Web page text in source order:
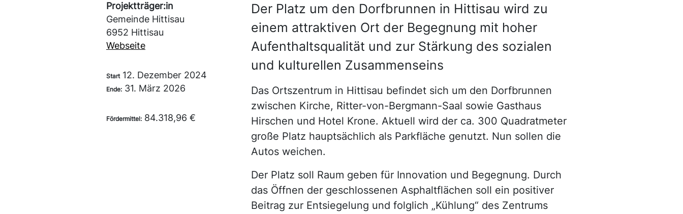
Projektträger:in
Gemeinde Hittisau
6952 Hittisau
Webseite
Start12. Dezember 2024
Ende: 31. März 2026
Fördermittel: 84.318,96 €
Der Platz um den Dorfbrunnen in Hittisau wird zu
einem attraktiven Ort der Begegnung mit hoher
Aufenthaltsqualität und zur Stärkung des sozialen
und kulturellen Zusammenseins
Das Ortszentrum in Hittisau befindet sich um den Dorfbrunnen
zwischen Kirche, Ritter-von-Bergmann-Saal sowie Gasthaus
Hirschen und Hotel Krone. Aktuell wird der ca. 300 Quadratmeter
große Platz hauptsächlich als Parkfläche genutzt. Nun sollen die
Autos weichen.
Der Platz soll Raum geben für Innovation und Begegnung. Durch
das Öffnen der geschlossenen Asphaltflächen soll ein positiver
Beitrag zur Entsiegelung und folglich „Kühlung“ des Zentrums